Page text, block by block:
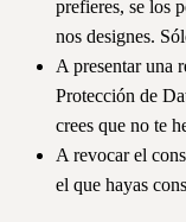
prefieres, se los
nos designes.
A presentar una
Protección de
crees que no te
A revocar el
el que hayas